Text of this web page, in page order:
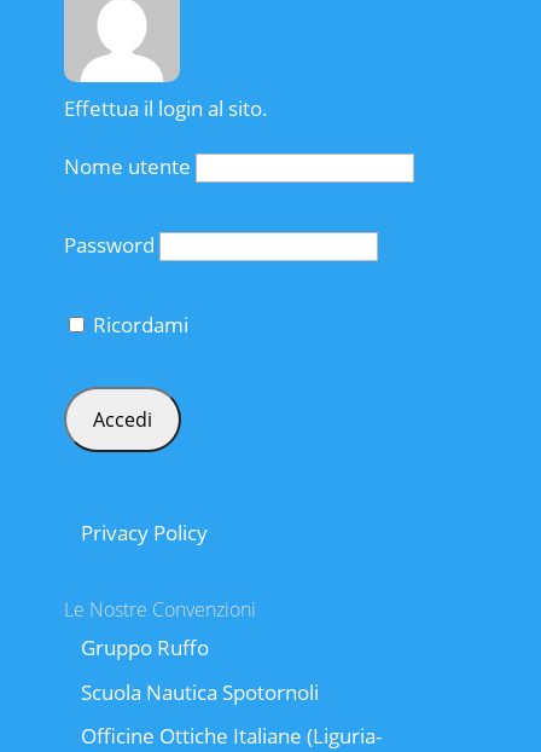
Effettua il login al sito.
Nome utente
Password
Ricordami
Privacy Policy
Le Nostre Convenzioni
Gruppo Ruffo
Scuola Nautica Spotornoli
Officine Ottiche Italiane (Liguria-